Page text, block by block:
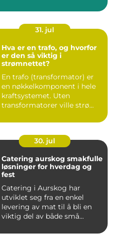
31. jul
Hva er en trafo, og hvorfor
er den så viktig i
strømnettet?
En trafo (transformator) er
en nøkkelkomponent i hele
kraftsystemet. Uten
transformatorer ville strø...
30. jul
Catering aurskog smakfulle
løsninger for hverdag og
fest
Catering i Aurskog har
utviklet seg fra en enkel
levering av mat til å bli en
viktig del av både små...